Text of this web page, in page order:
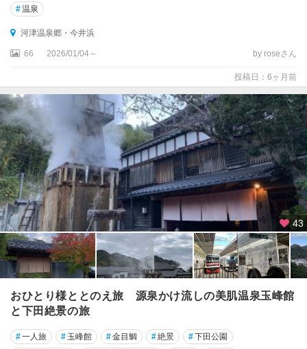
#温泉
河津温泉郷・今井浜
66 2026/01/04～ by roseさん
投稿日：6ヶ月前
43
おひとり様ととのえ旅 源泉かけ流しの美肌温泉玉峰館
と下田絶景の旅
#一人旅 # 玉峰館 #金目鯛 #絶景 #下田公園